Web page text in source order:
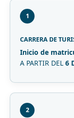
1
CARRERA DE
Inicio de
A PARTIR DEL 6
2